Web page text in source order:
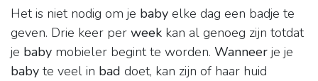
Het is niet nodig om je baby elke dag een badje te
geven. Drie keer per week kan al genoeg zijn totdat
je baby mobieler begint te worden. Wanneer je je
baby te veel in bad doet, kan zijn of haar huid